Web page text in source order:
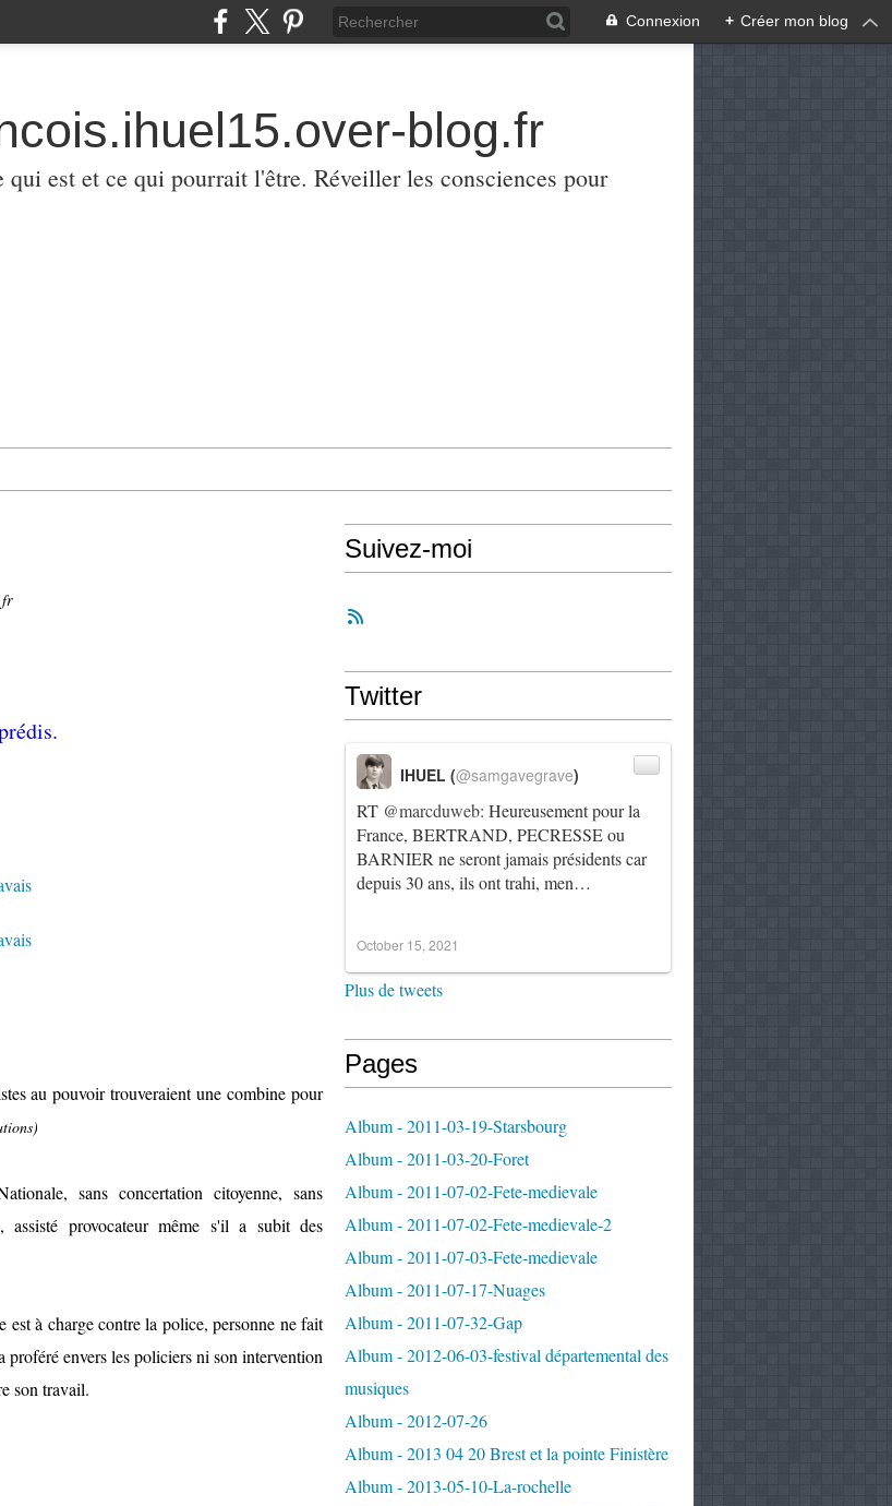
Connexion + Créer mon blog
blog.fr
est et ce qui pourrait l'être. Réveiller les consciences pour
au pouvoir trouveraient une combine pour
sans concertation citoyenne, sans
assisté provocateur même s'il a subit des
est à charge contre la police, personne ne fait
envers les policiers ni son intervention
son travail.
Suivez-moi
Twitter
RT @marcduweb: Heureusement pour la
France, BERTRAND, PECRESSE ou
BARNIER ne seront jamais présidents car
depuis 30 ans, ils ont trahi, men…
IHUEL (@samgavegrave)
October 15, 2021
Plus de tweets
Pages
Album - 2011-03-19-Starsbourg
Album - 2011-03-20-Foret
Album - 2011-07-02-Fete-medievale
Album - 2011-07-02-Fete-medievale-2
Album - 2011-07-03-Fete-medievale
Album - 2011-07-17-Nuages
Album - 2011-07-32-Gap
Album - 2012-06-03-festival départemental des
musiques
Album - 2012-07-26
Album - 2013 04 20 Brest et la pointe Finistère
Album - 2013-05-10-La-rochelle